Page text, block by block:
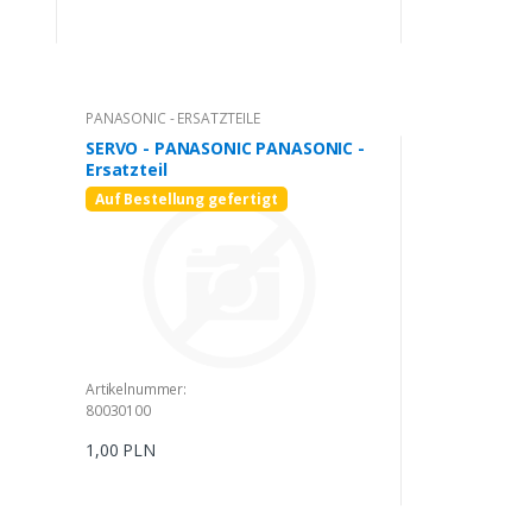
PANASONIC - ERSATZTEILE
SERVO - PANASONIC PANASONIC -
Ersatzteil
Auf Bestellung gefertigt
Artikelnummer:
80030100
1,00 PLN